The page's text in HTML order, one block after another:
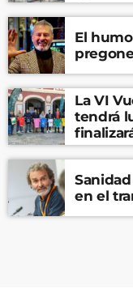
El
La VI
tendrá
en el